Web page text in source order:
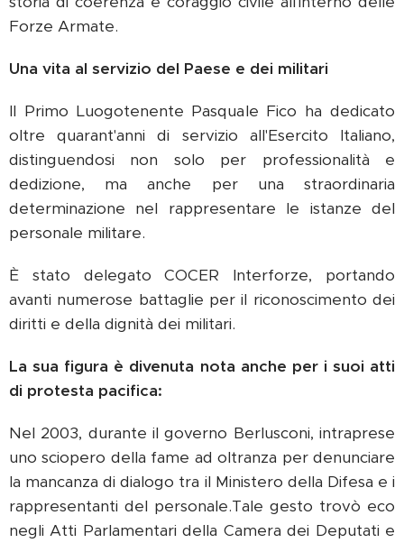
Forze Armate.
Una vita al servizio del Paese e dei militari
Il Primo Luogotenente Pasquale Fico ha dedicato
oltre quarant'anni di servizio all'Esercito Italiano,
distinguendosi non solo per professionalità e
dedizione, ma anche per una straordinaria
determinazione nel rappresentare le istanze del
personale militare.
È stato delegato COCER Interforze, portando
avanti numerose battaglie per il riconoscimento dei
diritti e della dignità dei militari.
La sua figura è divenuta nota anche per i suoi atti
di protesta pacifica:
Nel 2003, durante il governo Berlusconi, intraprese
uno sciopero della fame ad oltranza per denunciare
la mancanza di dialogo tra il Ministero della Difesa e i
rappresentanti del personale.Tale gesto trovò eco
negli Atti Parlamentari della Camera dei Deputati e